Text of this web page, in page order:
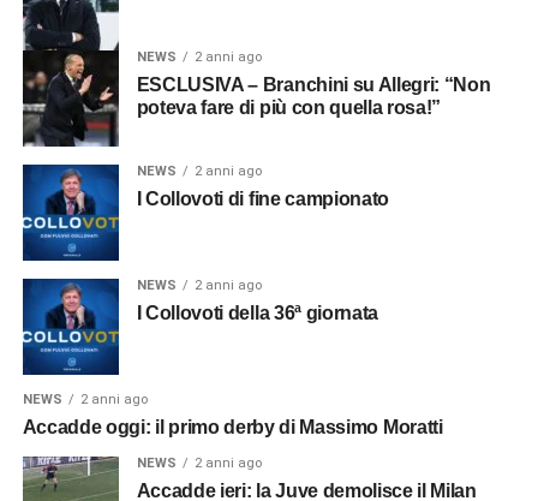
NEWS 2 anni ago
ESCLUSIVA – Branchini su Allegri: “Non
poteva fare di più con quella rosa!”
NEWS 2 anni ago
I Collovoti di fine campionato
NEWS 2 anni ago
I Collovoti della 36ª giornata
NEWS 2 anni ago
Accadde oggi: il primo derby di Massimo Moratti
NEWS 2 anni ago
Accadde ieri: la Juve demolisce il Milan